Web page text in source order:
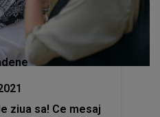
ziua sa! Ce mesaj